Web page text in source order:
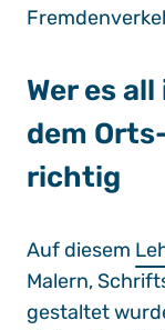
Wer es
dem
richtig
Auf diesem
Malern,
gestaltet